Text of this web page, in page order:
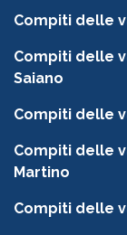
Compiti delle
Compiti delle
Saiano
Compiti delle
Compiti delle
Martino
Compiti delle